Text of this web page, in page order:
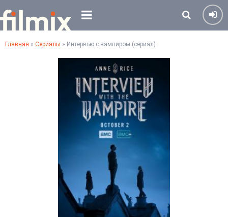
Главная » Сериалы » Интервью с вампиром (сериал)